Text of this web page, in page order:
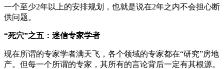
一个至少2年以上的安排规划，也就是说在2年之内不会担心断
供问题。
“死穴”之五：迷信专家学者
现在所谓的专家学者满天飞，各个领域的专家都在“研究”房地
产。但每一个所谓的专家，其所有的言论背后一定有其根源。